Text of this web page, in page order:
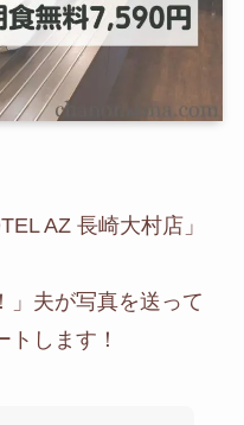
AZ 長崎大村店」
」夫が写真を送って
します！